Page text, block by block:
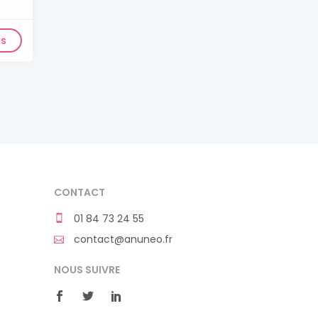
CONTACT
01 84 73 24 55
contact@anuneo.fr
NOUS SUIVRE